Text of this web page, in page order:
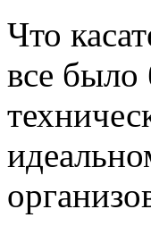
Что
все было